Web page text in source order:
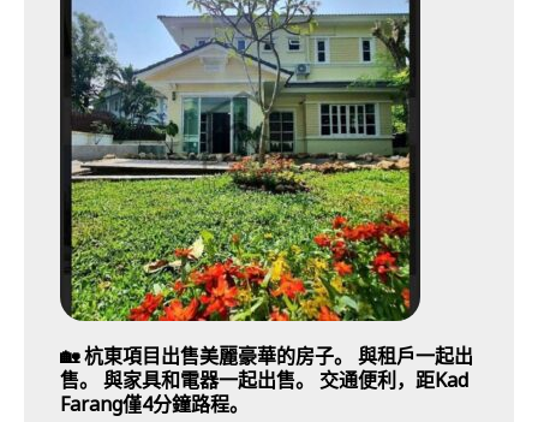
🏡 杭東項目出售美麗豪華的房子。 與租戶一起出
售。 與家具和電器一起出售。 交通便利，距Kad
Farang僅4分鐘路程。